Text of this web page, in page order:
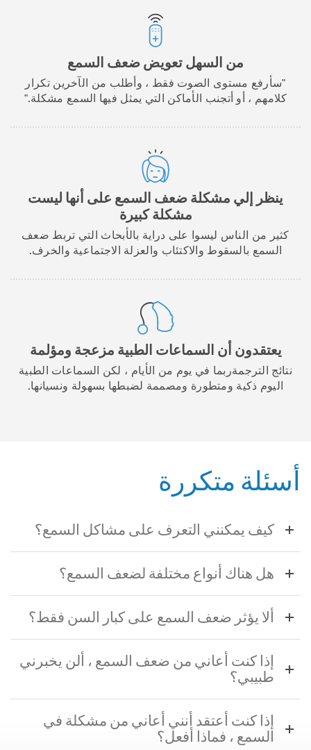
من السهل تعويض ضعف السمع
"سأرفع مستوى الصوت فقط ، وأطلب من الآخرين تكرار
كلامهم ، أو أتجنب الأماكن التي يمثل فيها السمع مشكلة."
ينظر إلي مشكلة ضعف السمع على أنها ليست
مشكلة كبيرة
كثير من الناس ليسوا على دراية بالأبحاث التي تربط ضعف
السمع بالسقوط والاكتئاب والعزلة الاجتماعية والخرف.
يعتقدون أن السماعات الطبية مزعجة ومؤلمة
نتائج الترجمةربما في يوم من الأيام ، لكن السماعات الطبية
اليوم ذكية ومتطورة ومصممة لضبطها بسهولة ونسيانها.
أسئلة متكررة
كيف يمكنني التعرف على مشاكل السمع؟
هل هناك أنواع مختلفة لضعف السمع؟
ألا يؤثر ضعف السمع على كبار السن فقط؟
إذا كنت أعاني من ضعف السمع ، ألن يخبرني
طبيبي؟
إذا كنت أعتقد أنني أعاني من مشكلة في
السمع ، فماذا أفعل؟